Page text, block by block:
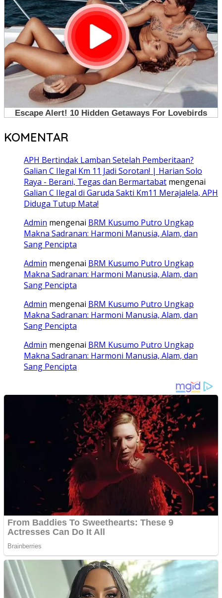
KOMENTAR
APH Bertindak Lamban Setelah Pemberitaan?
Galian C Ilegal Km 11 Jadi Sorotan! | Harian Solo
Raya - Berani, Tegas dan Bermartabat mengenai
Galian C Ilegal di Garuda Sakti Km11 Merajalela, APH
Diduga Tutup Mata!
Admin mengenai BRM Kusumo Putro Ungkap
Makna Sadranan: Harmoni Manusia, Alam, dan
Sang Pencipta
Admin mengenai BRM Kusumo Putro Ungkap
Makna Sadranan: Harmoni Manusia, Alam, dan
Sang Pencipta
Admin mengenai BRM Kusumo Putro Ungkap
Makna Sadranan: Harmoni Manusia, Alam, dan
Sang Pencipta
Admin mengenai BRM Kusumo Putro Ungkap
Makna Sadranan: Harmoni Manusia, Alam, dan
Sang Pencipta